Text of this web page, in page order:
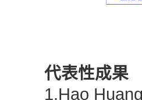
代表性成果
1.Hao